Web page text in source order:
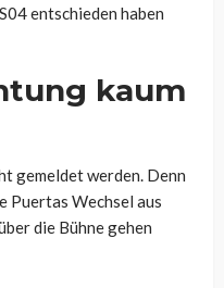
entschieden haben
kaum
gemeldet werden. Denn
Puertas Wechsel aus
die Bühne gehen